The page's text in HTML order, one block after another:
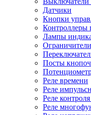
Датчики
Кнопки
Контроллеры
Лампы
Посты
Реле времени
Реле
Реле
Реле